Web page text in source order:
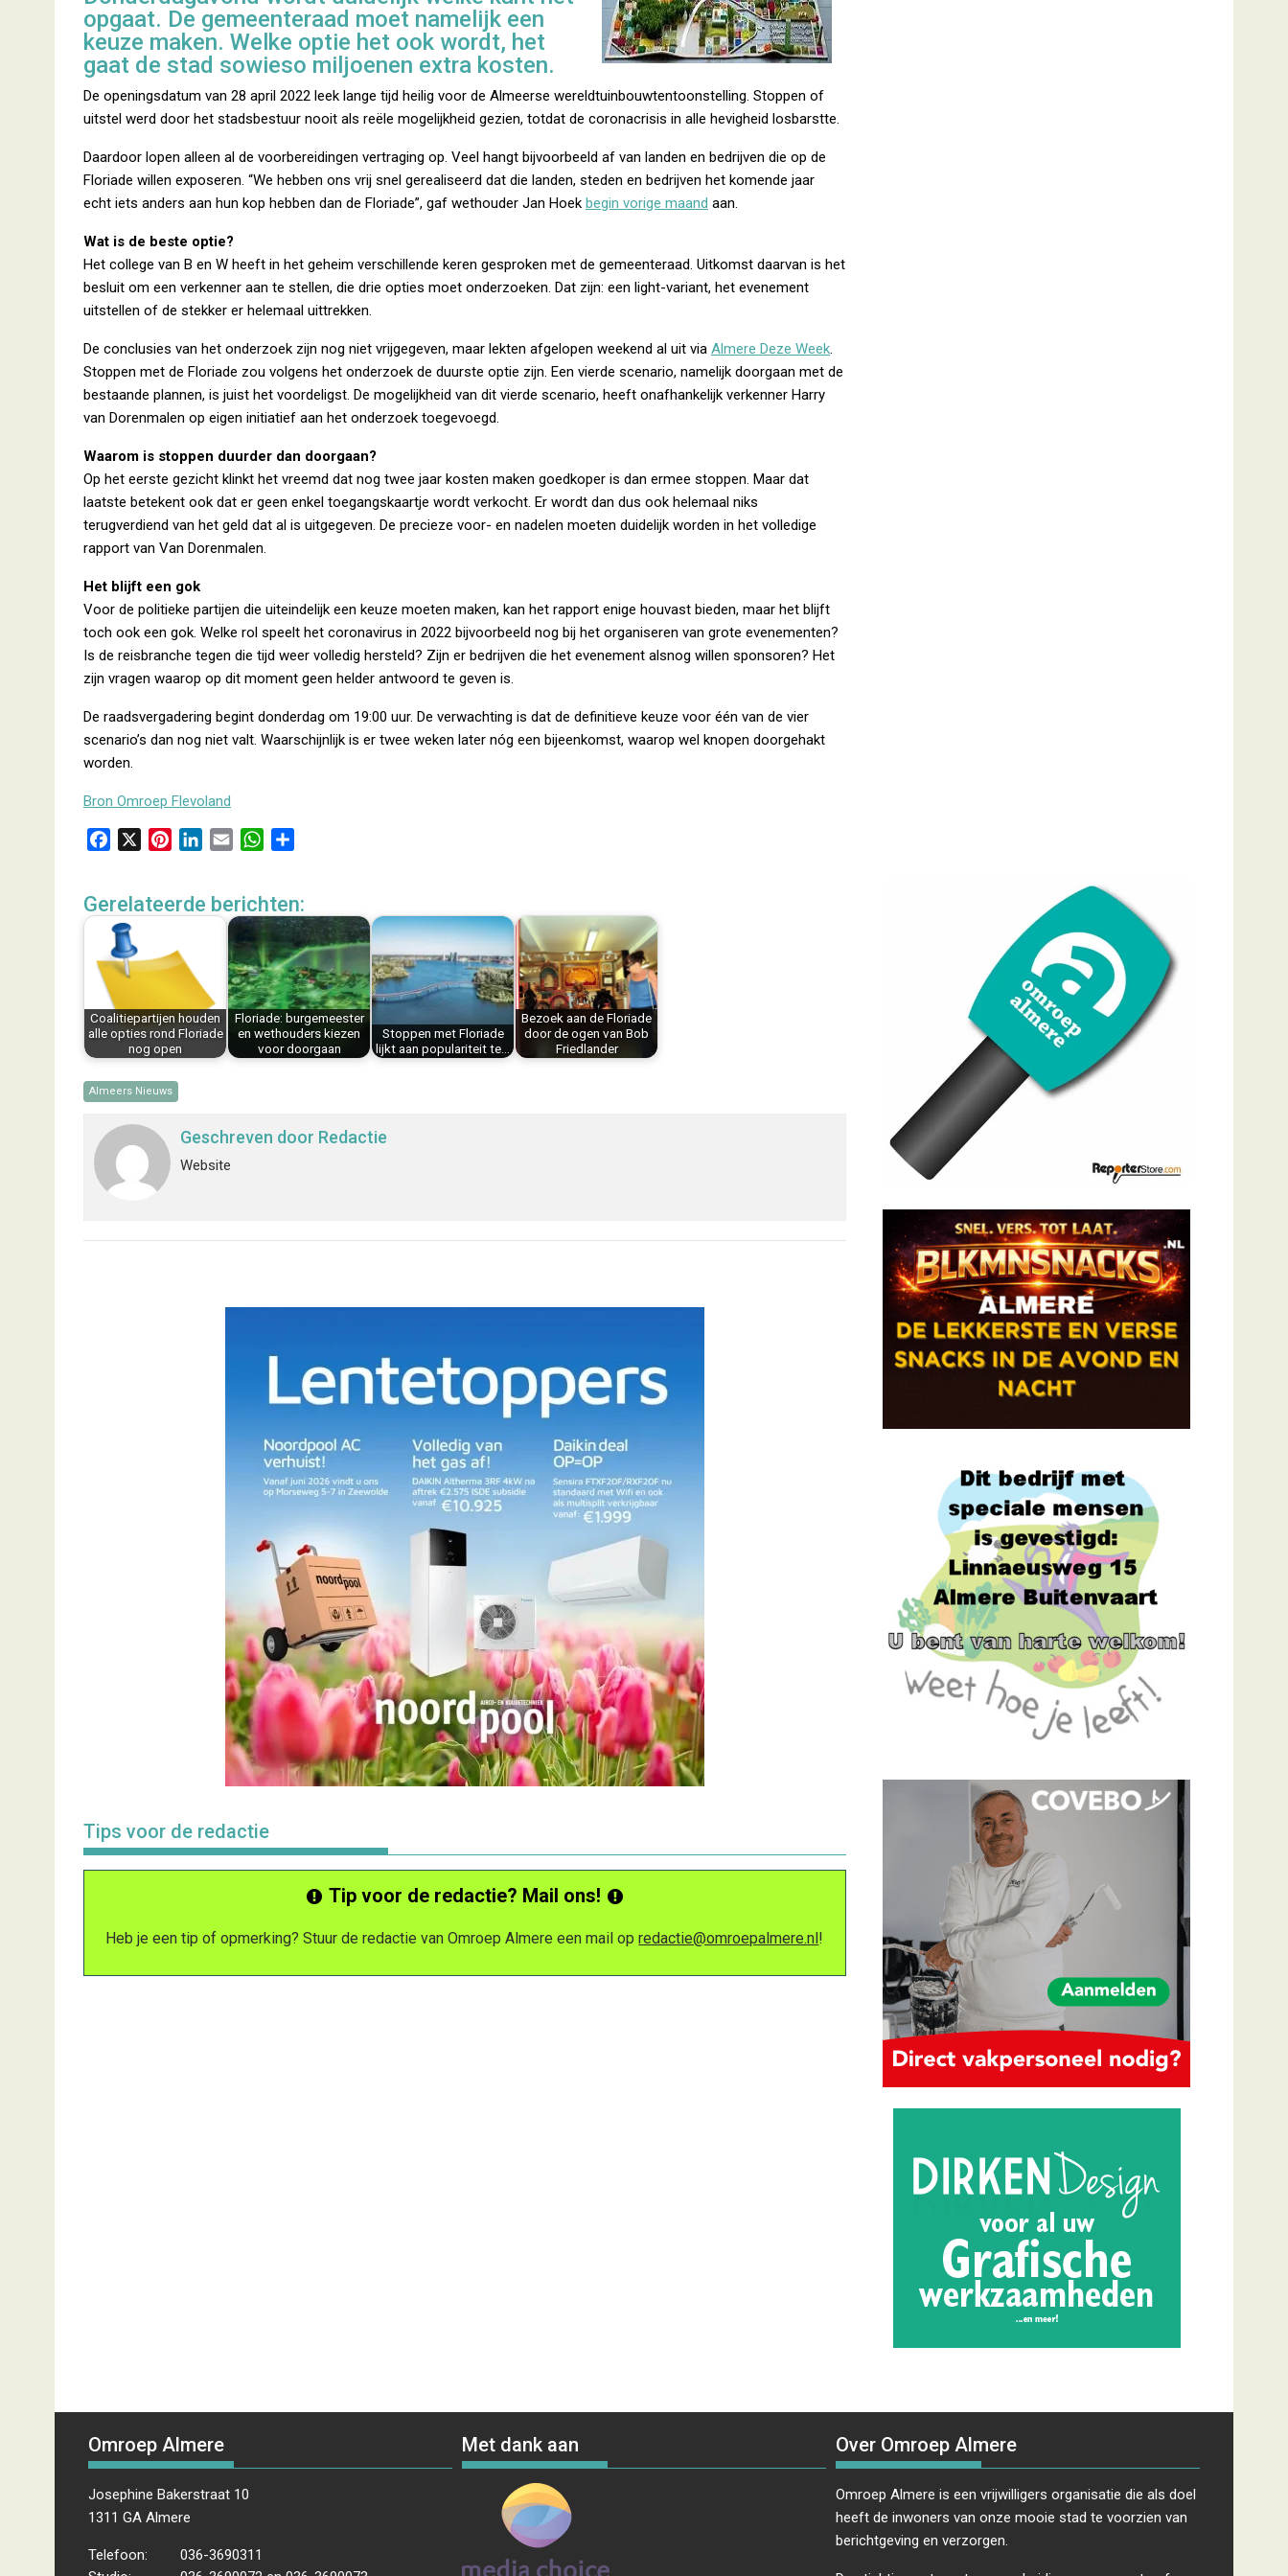
opgaat. De gemeenteraad moet namelijk een
keuze maken. Welke optie het ook wordt, het
gaat de stad sowieso miljoenen extra kosten.
De openingsdatum van 28 april 2022 leek lange tijd heilig voor de Almeerse wereldtuinbouwtentoonstelling. Stoppen of
uitstel werd door het stadsbestuur nooit als reële mogelijkheid gezien, totdat de coronacrisis in alle hevigheid losbarstte.
Daardoor lopen alleen al de voorbereidingen vertraging op. Veel hangt bijvoorbeeld af van landen en bedrijven die op de
Floriade willen exposeren. “We hebben ons vrij snel gerealiseerd dat die landen, steden en bedrijven het komende jaar
echt iets anders aan hun kop hebben dan de Floriade”, gaf wethouder Jan Hoek begin vorige maand aan.
Wat is de beste optie?
Het college van B en W heeft in het geheim verschillende keren gesproken met de gemeenteraad. Uitkomst daarvan is het
besluit om een verkenner aan te stellen, die drie opties moet onderzoeken. Dat zijn: een light-variant, het evenement
uitstellen of de stekker er helemaal uittrekken.
De conclusies van het onderzoek zijn nog niet vrijgegeven, maar lekten afgelopen weekend al uit via Almere Deze Week.
Stoppen met de Floriade zou volgens het onderzoek de duurste optie zijn. Een vierde scenario, namelijk doorgaan met de
bestaande plannen, is juist het voordeligst. De mogelijkheid van dit vierde scenario, heeft onafhankelijk verkenner Harry
van Dorenmalen op eigen initiatief aan het onderzoek toegevoegd.
Waarom is stoppen duurder dan doorgaan?
Op het eerste gezicht klinkt het vreemd dat nog twee jaar kosten maken goedkoper is dan ermee stoppen. Maar dat
laatste betekent ook dat er geen enkel toegangskaartje wordt verkocht. Er wordt dan dus ook helemaal niks
terugverdiend van het geld dat al is uitgegeven. De precieze voor- en nadelen moeten duidelijk worden in het volledige
rapport van Van Dorenmalen.
Het blijft een gok
Voor de politieke partijen die uiteindelijk een keuze moeten maken, kan het rapport enige houvast bieden, maar het blijft
toch ook een gok. Welke rol speelt het coronavirus in 2022 bijvoorbeeld nog bij het organiseren van grote evenementen?
Is de reisbranche tegen die tijd weer volledig hersteld? Zijn er bedrijven die het evenement alsnog willen sponsoren? Het
zijn vragen waarop op dit moment geen helder antwoord te geven is.
De raadsvergadering begint donderdag om 19:00 uur. De verwachting is dat de definitieve keuze voor één van de vier
scenario’s dan nog niet valt. Waarschijnlijk is er twee weken later nóg een bijeenkomst, waarop wel knopen doorgehakt
worden.
Bron Omroep Flevoland
e
b
o
o
k
t
r
t
k
n
i
W
t
A
p
p
e
n
Gerelateerde berichten:
Coalitiepartijen houden
alle opties rond Floriade
nog open
Floriade: burgemeester
en wethouders kiezen
voor doorgaan
Stoppen met Floriade
lijkt aan populariteit te…
Bezoek aan de Floriade
door de ogen van Bob
Friedlander
Almeers Nieuws
Geschreven door Redactie
Website
Tips voor de redactie
Tip voor de redactie? Mail ons!
Heb je een tip of opmerking? Stuur de redactie van Omroep Almere een mail opredactie@omroepalmere.nl!
Omroep Almere
Josephine Bakerstraat 10
1311 GA Almere
Telefoon:
036-3690311
Met dank aan Over Omroep Almere
Omroep Almere is een vrijwilligers organisatie die als doel
heeft de inwoners van onze mooie stad te voorzien van
berichtgeving en verzorgen.